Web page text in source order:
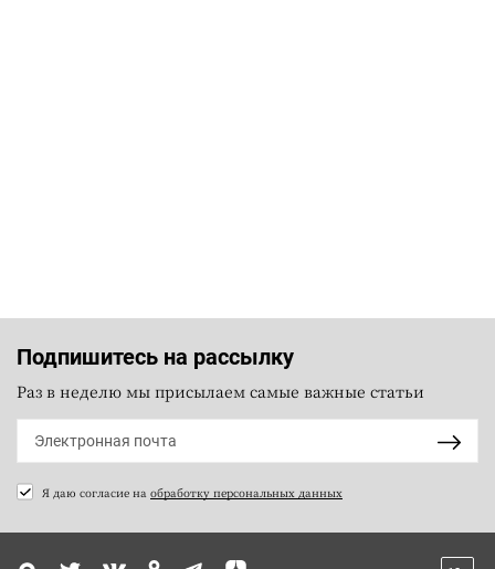
Подпишитесь на рассылку
Раз в неделю мы присылаем самые важные статьи
Я даю согласие на обработку персональных данных